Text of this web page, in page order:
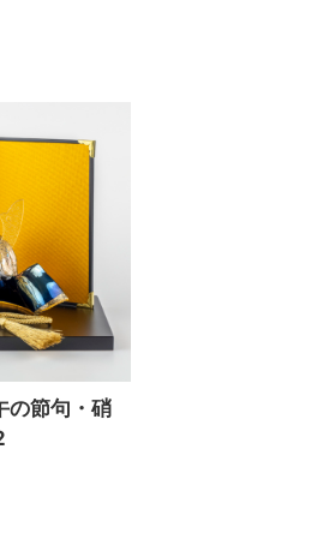
の節句・硝